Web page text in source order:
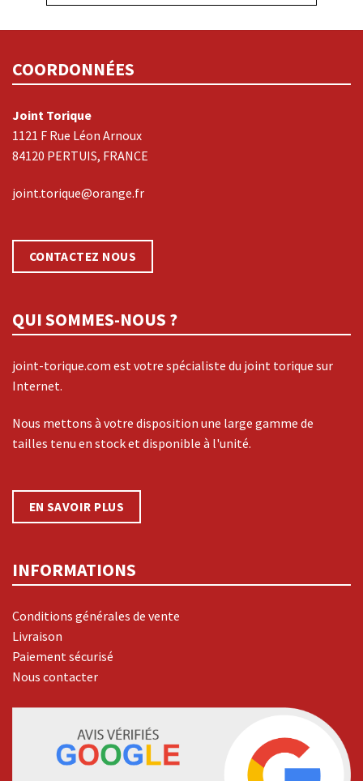
COORDONNÉES
Joint Torique
1121 F Rue Léon Arnoux
84120 PERTUIS, FRANCE
joint.torique@orange.fr
CONTACTEZ NOUS
QUI SOMMES-NOUS ?
joint-torique.com est votre spécialiste du joint torique sur
Internet.
Nous mettons à votre disposition une large gamme de
tailles tenu en stock et disponible à l'unité.
EN SAVOIR PLUS
INFORMATIONS
Conditions générales de vente
Livraison
Paiement sécurisé
Nous contacter